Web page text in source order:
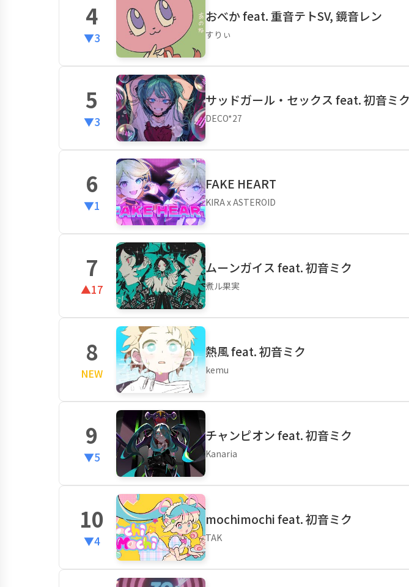
4
▼3
おべか feat. 重音テトSV, 鏡音レン
すりぃ
5
▼3
サッドガール・セックス feat. 初音ミク
DECO*27
6
▼1
FAKE HEART
KIRA x ASTEROID
7
▲17
ムーンガイス feat. 初音ミク
煮ル果実
8
NEW
熱風 feat. 初音ミク
kemu
9
▼5
チャンピオン feat. 初音ミク
Kanaria
10
▼4
mochimochi feat. 初音ミク
TAK